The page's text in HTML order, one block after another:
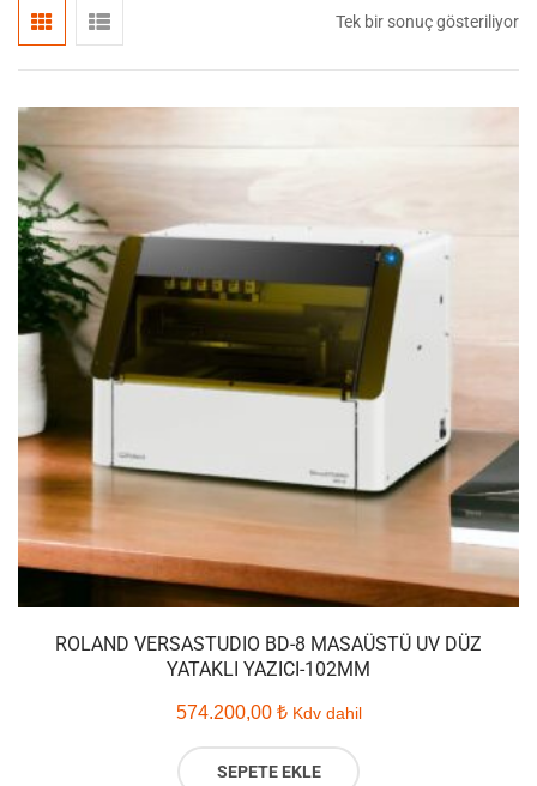
Tek bir sonuç gösteriliyor
ROLAND VERSASTUDIO BD-8 MASAÜSTÜ UV DÜZ
YATAKLI YAZICI-102MM
574.200,00 ₺ Kdv dahil
SEPETE EKLE